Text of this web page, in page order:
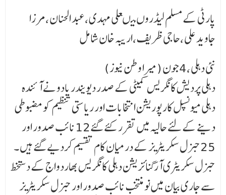
پارٹی کے مسلم لیڈروں میںعلی مہدی ،عبد الحنان ،مرزا
جاوید علی ،حاجی ظریف ،اریبہ خان شامل
نئی دہلی ،4جون (میرا وطن نیوز)
دہلی پردیش کانگریس کمیٹی کے صدر دیویندر یادو نے آئندہ
دہلی میونسپل کارپوریشن انتخابات اور ریاستی تنظیم کو مضبوطی
دینے کے لئے حالیہ میں تقرر کئے گئے12 نائب صدور اور
25جنرل سکریٹریز کے در میان کام تقسیم کردیے گئے ہیں ۔
جنرل سکریٹری آرگنائزیشن دہلی کانگریس بھاردواج کے دستخط
سے جاری بیان میں نو منتخب نائب صدور اور جنرل سکریٹریز